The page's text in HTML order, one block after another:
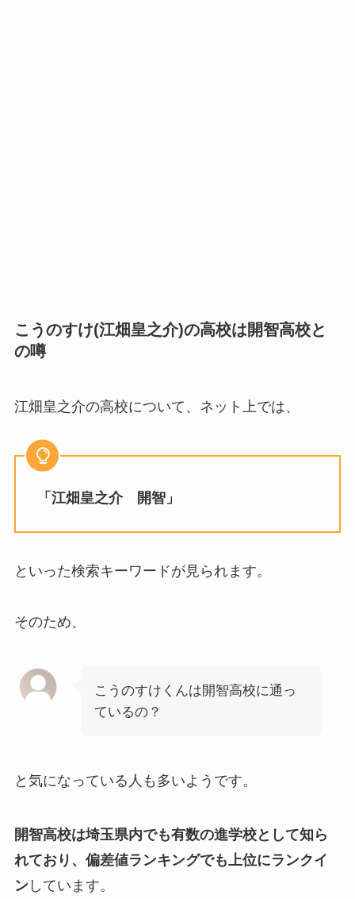
こうのすけ(江畑皇之介)の高校は開智高校と
の噂
江畑皇之介の高校について、ネット上では、
「江畑皇之介 開智」
といった検索キーワードが見られます。
そのため、
こうのすけくんは開智高校に通っ
ているの？
と気になっている人も多いようです。
開智高校は埼玉県内でも有数の進学校として知ら
れており、偏差値ランキングでも上位にランクイ
ンしています。